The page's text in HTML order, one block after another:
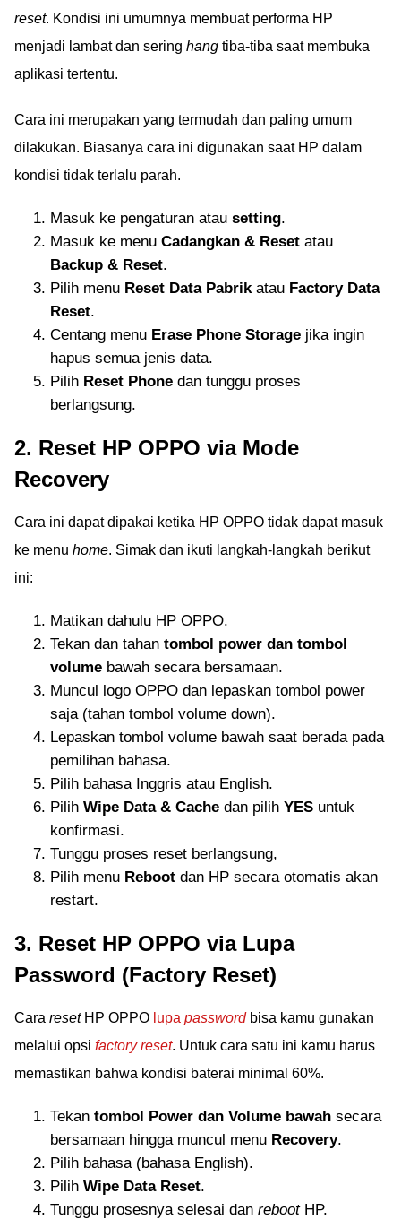
reset. Kondisi ini umumnya membuat performa HP
menjadi lambat dan sering hang tiba-tiba saat membuka
aplikasi tertentu.
Cara ini merupakan yang termudah dan paling umum
dilakukan. Biasanya cara ini digunakan saat HP dalam
kondisi tidak terlalu parah.
Masuk ke pengaturan atau setting.
Masuk ke menu Cadangkan & Reset atau
Backup & Reset.
Pilih menu Reset Data Pabrikatau Factory Data
Reset.
Centang menu Erase Phone Storage jika ingin
hapus semua jenis data.
Pilih Reset Phone dan tunggu proses
berlangsung.
2. Reset HP OPPO via Mode
Recovery
Cara ini dapat dipakai ketika HP OPPO tidak dapat masuk
ke menu home. Simak dan ikuti langkah-langkah berikut
ini:
Matikan dahulu HP OPPO.
Tekan dan tahan tombol power dan tombol
volume bawah secara bersamaan.
Muncul logo OPPO dan lepaskan tombol power
saja (tahan tombol volume down).
Lepaskan tombol volume bawah saat berada pada
pemilihan bahasa.
Pilih bahasa Inggris atau English.
Pilih Wipe Data & Cache dan pilih YES untuk
konfirmasi.
Tunggu proses reset berlangsung,
Pilih menu Reboot dan HP secara otomatis akan
restart.
3. Reset HP OPPO via Lupa
Password (Factory Reset)
Cara resetHP OPPO lupa passwordbisa kamu gunakan
melalui opsi factory reset. Untuk cara satu ini kamu harus
memastikan bahwa kondisi baterai minimal 60%.
Tekan tombol Power dan Volume bawah secara
bersamaan hingga muncul menu Recovery.
Pilih bahasa (bahasa English).
Pilih Wipe Data Reset.
Tunggu prosesnya selesai dan rebootHP.